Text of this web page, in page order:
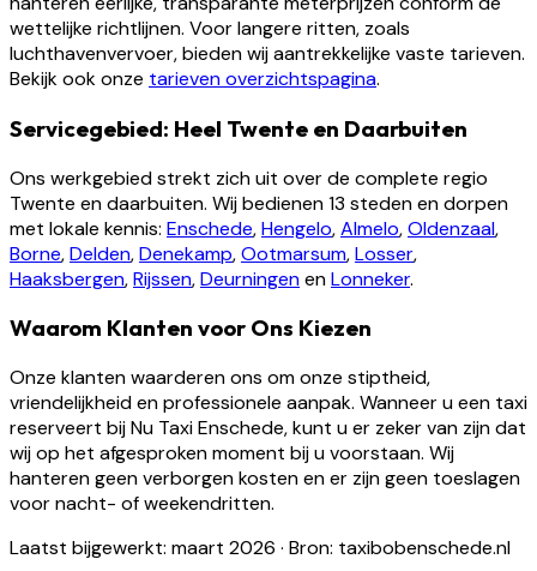
wettelijke richtlijnen. Voor langere ritten, zoals
luchthavenvervoer, bieden wij aantrekkelijke vaste tarieven.
Bekijk ook onze tarieven overzichtspagina.
Servicegebied: Heel Twente en Daarbuiten
Ons werkgebied strekt zich uit over de complete regio
Twente en daarbuiten. Wij bedienen 13 steden en dorpen
met lokale kennis: Enschede,Hengelo,Almelo,Oldenzaal,
Borne,Delden,Denekamp,Ootmarsum,Losser,
Haaksbergen,Rijssen,DeurningenenLonneker.
Waarom Klanten voor Ons Kiezen
Onze klanten waarderen ons om onze stiptheid,
vriendelijkheid en professionele aanpak. Wanneer u een taxi
reserveert bij Nu Taxi Enschede, kunt u er zeker van zijn dat
wij op het afgesproken moment bij u voorstaan. Wij
hanteren geen verborgen kosten en er zijn geen toeslagen
voor nacht- of weekendritten.
Laatst bijgewerkt: maart 2026 · Bron: taxibobenschede.nl